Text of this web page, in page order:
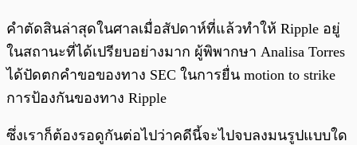
คำตัดสินล่าสุดในศาลเมื่อสัปดาห์ที่แล้วทำให้ Ripple อยู่
ในสถานะที่ได้เปรียบอย่างมาก ผู้พิพากษา Analisa Torres
ได้ปัดตกคำขอของทาง SEC ในการยื่น motion to strike
การป้องกันของทาง Ripple
ซึ่งเราก็ต้องรอดูกันต่อไปว่าคดีนี้จะไปจบลงมนรูปแบบใด